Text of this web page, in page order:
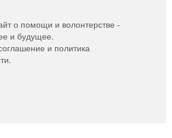
о помощи и волонтерстве -
и будущее.
и политика